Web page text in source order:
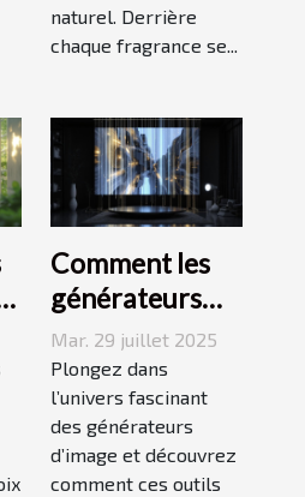
naturel. Derrière
chaque fragrance se...
Comment les
générateurs
d'image
transforment-
ils le domaine
de la création
numérique ?
Mar. 29 juillet 2025
Plongez dans
l’univers fascinant
des générateurs
d’image et découvrez
comment ces outils